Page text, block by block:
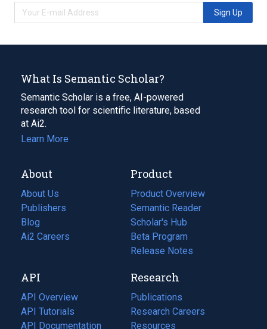
Sign Up
What Is Semantic Scholar?
Semantic Scholar is a free, AI-powered
research tool for scientific literature, based
at Ai2.
Learn More
About
About Us
Publishers
Blog
(opens
in
tab)
Ai2 Careers
(opens
new
tab)
Product
Product Overview
Semantic Reader
Scholar's Hub
Beta Program
Release Notes
API
API Overview
API Tutorials
API Documentation
(opens
Research
Publications
(opens
in
a
Research Careers
(opens
in
Resources
(opens